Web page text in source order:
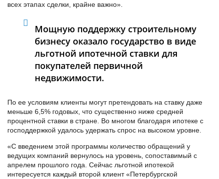
всех этапах сделки, крайне важно».
Мощную поддержку строительному
бизнесу оказало государство в виде
льготной ипотечной ставки для
покупателей первичной
недвижимости.
По ее условиям клиенты могут претендовать на ставку даже
меньше 6,5% годовых, что существенно ниже средней
процентной ставки в стране. Во многом благодаря ипотеке с
господдержкой удалось удержать спрос на высоком уровне.
«С введением этой программы количество обращений у
ведущих компаний вернулось на уровень, сопоставимый с
апрелем прошлого года. Сейчас льготной ипотекой
интересуется каждый второй клиент «Петербургской